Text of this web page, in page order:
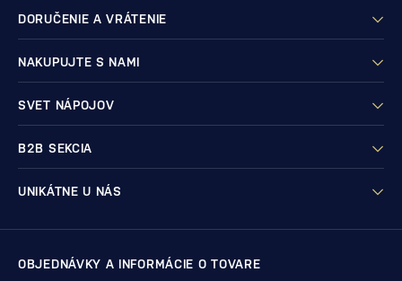
DORUČENIE A VRÁTENIE
NAKUPUJTE S NAMI
SVET NÁPOJOV
B2B SEKCIA
UNIKÁTNE U NÁS
OBJEDNÁVKY A INFORMÁCIE O TOVARE